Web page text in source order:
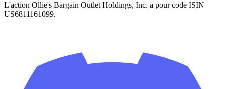
L'action Ollie's Bargain Outlet Holdings, Inc. a pour code ISIN
US6811161099.